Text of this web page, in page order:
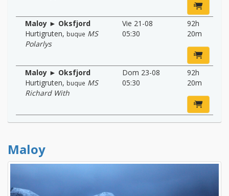
Maloy ► Oksfjord
Hurtigruten, buque MS
Polarlys
Vie 21-08
05:30
92h
20m
Maloy ► Oksfjord
Hurtigruten, buque MS
Richard With
Dom 23-08
05:30
92h
20m
Maloy